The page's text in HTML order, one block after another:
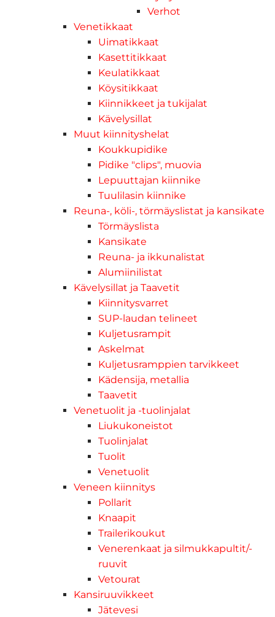
Verhot
Venetikkaat
Uimatikkaat
Kasettitikkaat
Keulatikkaat
Köysitikkaat
Kiinnikkeet ja tukijalat
Kävelysillat
Muut kiinnityshelat
Koukkupidike
Pidike "clips", muovia
Lepuuttajan kiinnike
Tuulilasin kiinnike
Reuna-, köli-, törmäyslistat ja kansikate
Törmäyslista
Kansikate
Reuna- ja ikkunalistat
Alumiinilistat
Kävelysillat ja Taavetit
Kiinnitysvarret
SUP-laudan telineet
Kuljetusrampit
Askelmat
Kuljetusramppien tarvikkeet
Kädensija, metallia
Taavetit
Venetuolit ja -tuolinjalat
Liukukoneistot
Tuolinjalat
Tuolit
Venetuolit
Veneen kiinnitys
Pollarit
Knaapit
Trailerikoukut
Venerenkaat ja silmukkapultit/-
ruuvit
Vetourat
Kansiruuvikkeet
Jätevesi